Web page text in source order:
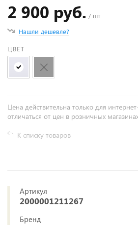
2 900 руб. / шт
Нашли дешевле?
ЦВЕТ
Цена действительна только для
отличаться от цен в розничных
К списку товаров
Артикул
2000001211267
Бренд